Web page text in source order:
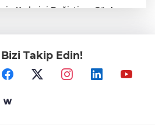
Kaderini Değiştiren Gün!
DENİZE VEYA HAVUZA
Mİ?
YILMAZ: “ŞEHİTKAMİL’İN HER
Bizi Takip Edin!